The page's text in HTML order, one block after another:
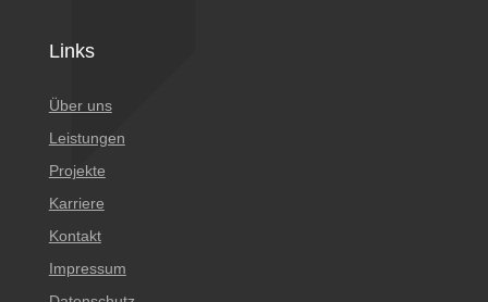
Links
Über uns
Leistungen
Projekte
Karriere
Kontakt
Impressum